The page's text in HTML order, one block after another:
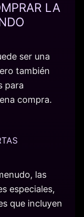
LA
ser una
también
para
compra.
las
especiales,
que incluyen